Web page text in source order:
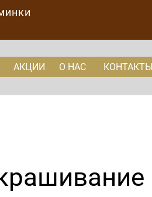
АКЦИИ О НАС КОНТАКТЫ